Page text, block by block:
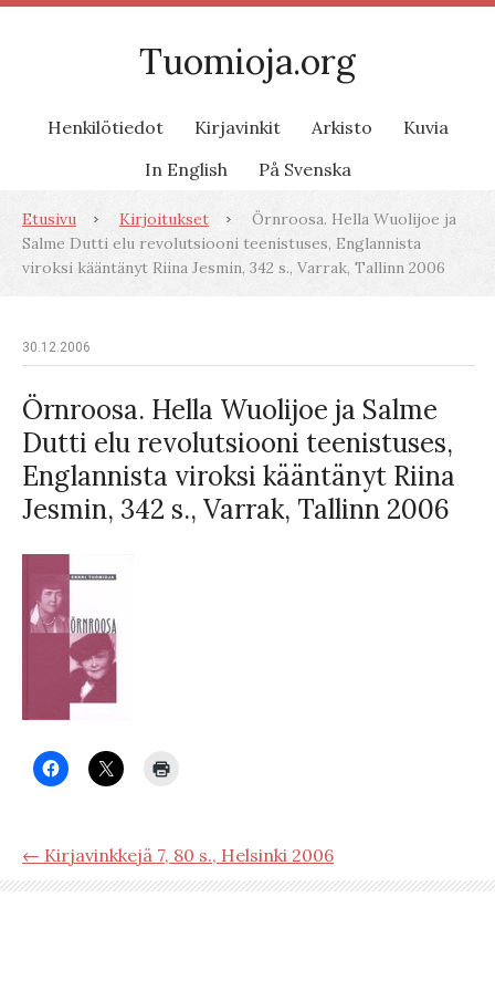
Tuomioja.org
Henkilötiedot Kirjavinkit Arkisto
Kuvia
In English
På Svenska
Etusivu Kirjoitukset
Örnroosa. Hella Wuolijoe ja
Salme Dutti elu revolutsiooni teenistuses, Englannista
viroksi kääntänyt Riina Jesmin, 342 s., Varrak, Tallinn 2006
30.12.2006
Örnroosa. Hella Wuolijoe ja Salme
Dutti elu revolutsiooni teenistuses,
Englannista viroksi kääntänyt Riina
Jesmin, 342 s., Varrak, Tallinn 2006
← Kirjavinkkejä 7, 80 s., Helsinki 2006